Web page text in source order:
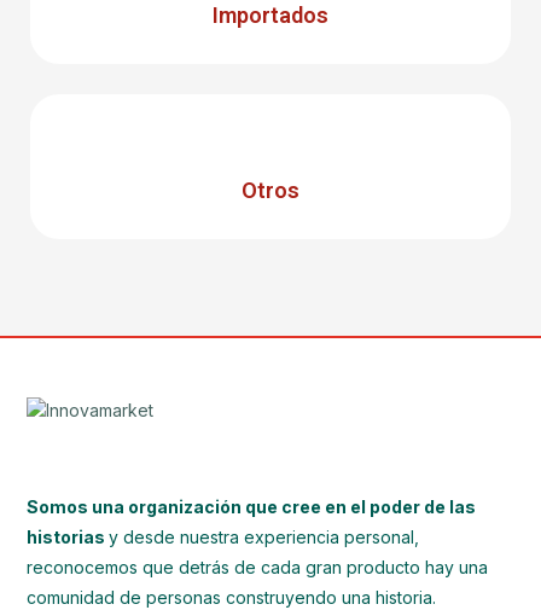
Importados
Otros
Somos una organización que cree en el poder de las
historiasy desde nuestra experiencia personal,
reconocemos que detrás de cada gran producto hay una
comunidad de personas construyendo una historia.